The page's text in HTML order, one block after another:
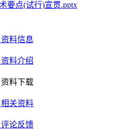
要点(试行)宣贯.pptx
资料信息
资料介绍
资料下载
相关资料
评论反馈